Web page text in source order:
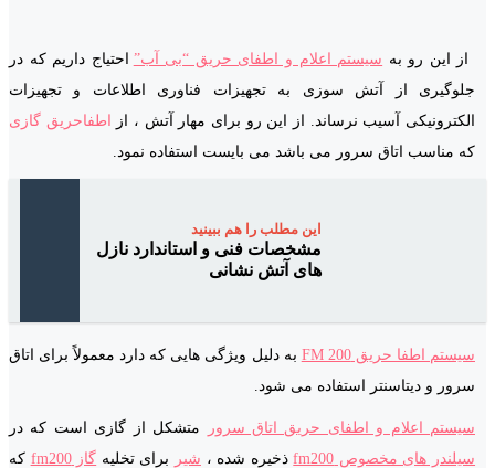
از این رو به سیستم اعلام و اطفای حریق “بی آب” احتیاج داریم که در
جلوگیری از آتش سوزی به تجهیزات فناوری اطلاعات و تجهیزات
الکترونیکی آسیب نرساند. از این رو برای مهار آتش ، از
اطفاحریق گازی
که مناسب اتاق سرور می باشد می بایست استفاده نمود.
این مطلب را هم ببینید
مشخصات فنی و استاندارد نازل
های آتش نشانی
سیستم اطفا حریق FM 200
به دلیل ویژگی هایی که دارد معمولاً برای اتاق
سرور و دیتاسنتر استفاده می شود.
سیستم اعلام و اطفای حریق اتاق سرور
متشکل از گازی است که در
سیلندر های مخصوص fm200
ذخیره شده ، شیر برای تخلیه گاز fm200
که